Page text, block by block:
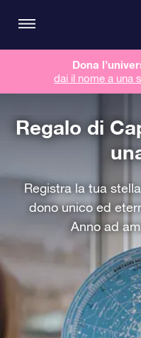
Dona
dai il nome a una
Regalo di
Registra la tua
dono unico ed
Anno ad